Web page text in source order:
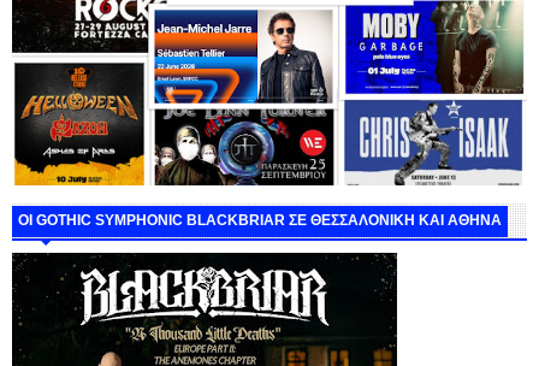
ΟΙ GOTHIC SYMPHONIC BLACKBRIAR ΣΕ ΘΕΣΣΑΛΟΝΙΚΗ ΚΑΙ ΑΘΗΝΑ